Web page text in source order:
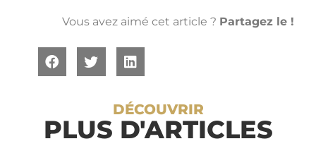
Vous avez aimé cet article ? Partagez le !
DÉCOUVRIR
PLUS D'ARTICLES